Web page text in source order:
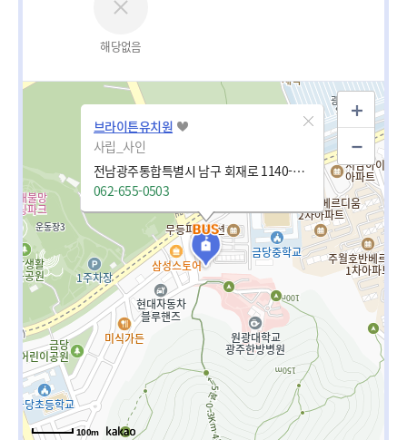
해당없음
브라이튼유치원
사립_사인
전남광주통합특별시 남구 회재로 1140-13 (주월동)
062-655-0503
100m